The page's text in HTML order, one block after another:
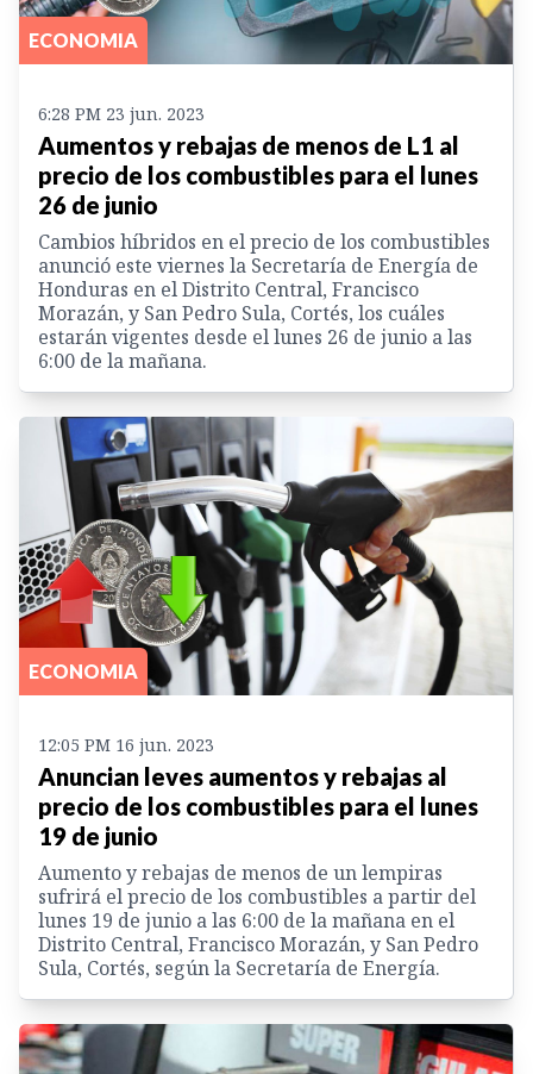
ECONOMIA
6:28 PM 23 jun. 2023
Aumentos y rebajas de menos de L1 al
precio de los combustibles para el lunes
26 de junio
Cambios híbridos en el precio de los combustibles
anunció este viernes la Secretaría de Energía de
Honduras en el Distrito Central, Francisco
Morazán, y San Pedro Sula, Cortés, los cuáles
estarán vigentes desde el lunes 26 de junio a las
6:00 de la mañana.
ECONOMIA
12:05 PM 16 jun. 2023
Anuncian leves aumentos y rebajas al
precio de los combustibles para el lunes
19 de junio
Aumento y rebajas de menos de un lempiras
sufrirá el precio de los combustibles a partir del
lunes 19 de junio a las 6:00 de la mañana en el
Distrito Central, Francisco Morazán, y San Pedro
Sula, Cortés, según la Secretaría de Energía.